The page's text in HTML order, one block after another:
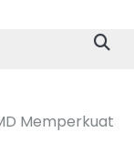
Memperkuat